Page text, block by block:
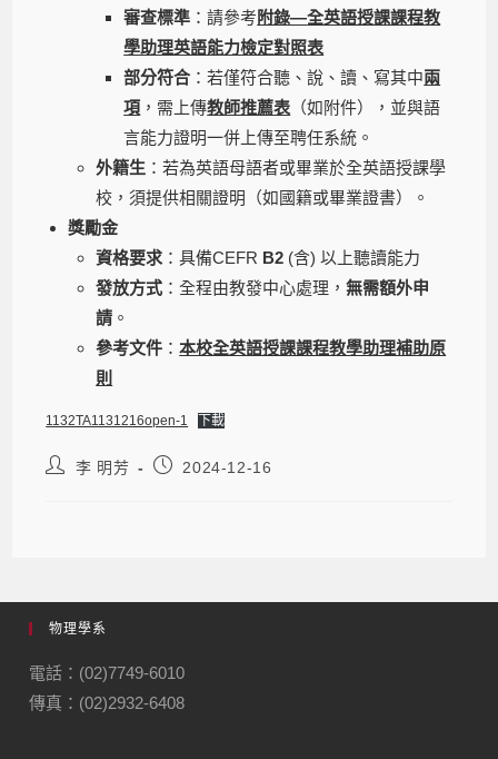
審查標準 ：請參考附錄—全英語授課課程教
學助理英語能力檢定對照表
部分符合 ：若僅符合聽、說、讀、寫其中兩
項 ，需上傳教師推薦表 （如附件），並與語
言能力證明一併上傳至聘任系統。
外籍生 ：若為英語母語者或畢業於全英語授課學
校，須提供相關證明（如國籍或畢業證書）。
獎勵金
資格要求 ：具備CEFR B2 (含) 以上聽讀能力
發放方式 ：全程由教發中心處理，無需額外申
請 。
參考文件 ：本校全英語授課課程教學助理補助原
則
1132TA1131216open-1 下載
李 明芳 2024-12-16
物理學系
電話：(02)7749-6010
傳真：(02)2932-6408